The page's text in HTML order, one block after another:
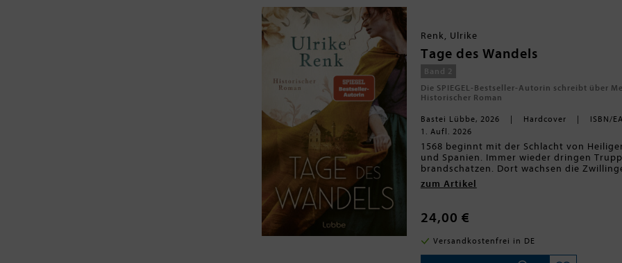
Renk, Ulrike
Tage des Wandels
Band 2
Die SPIEGEL-Bestseller-Autorin schreibt über
Historischer Roman
Bastei Lübbe, 2026 Hardcover ISBN/
1. Aufl. 2026
1568 beginnt mit der Schlacht von
und Spanien. Immer wieder dringen
brandschatzen. Dort wachsen die
Geburt ist Adam, der zweite Zwilling, ein
auf. Doch als der Krieg weiter wütet,
Dienst an der Waffe sicher. Eva ist frei.
zugleich bringt ...Berührend, fesselnd:
ZeitgeschichteFortsetzung der großen
zum Artikel
24,00 €
Versandkostenfrei in DE